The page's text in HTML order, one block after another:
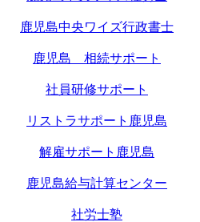
鹿児島中央ワイズ行政書士
鹿児島 相続サポート
社員研修サポート
リストラサポート鹿児島
解雇サポート鹿児島
鹿児島給与計算センター
社労士塾